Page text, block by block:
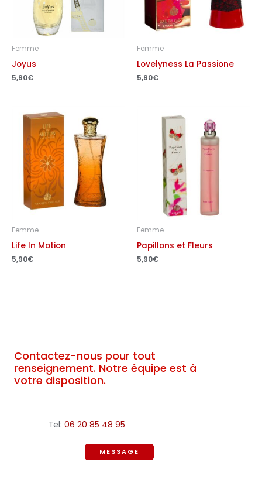
Femme
Joyus
5,90€
Femme
Lovelyness La Passione
5,90€
Femme
Life In Motion
5,90€
Femme
Papillons et Fleurs
5,90€
Contactez-nous pour tout
renseignement. Notre équipe est à
votre disposition.
Tel: 06 20 85 48 95
MESSAGE